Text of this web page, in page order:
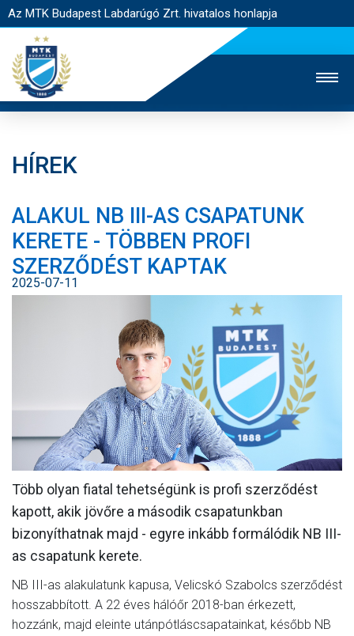
Az MTK Budapest Labdarúgó Zrt. hivatalos honlapja
JEGYÉRTÉKESÍTÉS
WEBSHOP
STADION
EGYESÜLET
KAPCSOLAT
NYITÓLAP
HÍREK
CSAPATOK
MÉRKŐZÉSEK
KLUB
GALÉRIA
SZURKOLÓI ÉLMÉNYEK
AKKREDITÁCIÓ
HÍREK
ALAKUL NB III-AS CSAPATUNK
KERETE - TÖBBEN PROFI
SZERZŐDÉST KAPTAK
2025-07-11
Több olyan fiatal tehetségünk is profi szerződést
kapott, akik jövőre a második csapatunkban
bizonyíthatnak majd - egyre inkább formálódik NB III-
as csapatunk kerete.
NB III-as alakulatunk kapusa, Velicskó Szabolcs szerződést
hosszabbított. A 22 éves hálóőr 2018-ban érkezett,
hozzánk, majd eleinte utánpótláscsapatainkat, később NB